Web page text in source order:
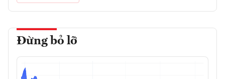
Đừng bỏ lỡ